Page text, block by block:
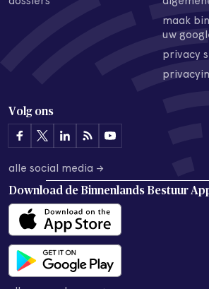
maak
uw
privacy
Volg ons
alle social media →
Download de Binnenlands Bestuur